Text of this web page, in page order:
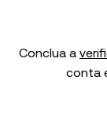
Conclua a
conta